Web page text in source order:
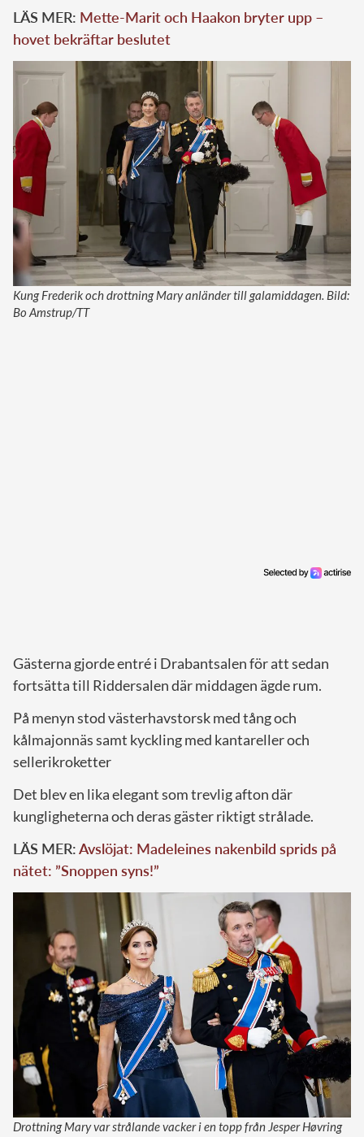
LÄS MER: Mette-Marit och Haakon bryter upp –
hovet bekräftar beslutet
Kung Frederik och drottning Mary anländer till galamiddagen. Bild:
Bo Amstrup/TT
Gästerna gjorde entré i Drabantsalen för att sedan
fortsätta till Riddersalen där middagen ägde rum.
På menyn stod västerhavstorsk med tång och
kålmajonnäs samt kyckling med kantareller och
sellerikroketter
Det blev en lika elegant som trevlig afton där
kungligheterna och deras gäster riktigt strålade.
LÄS MER:Avslöjat: Madeleines nakenbild sprids på
nätet: ”Snoppen syns!”
Drottning Mary var strålande vacker i en topp från Jesper Høvring